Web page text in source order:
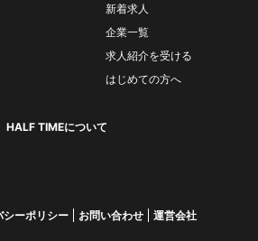
新着求人
企業一覧
求人紹介を受ける
はじめての方へ
HALF TIMEについて
シーポリシー お問い合わせ 運営会社